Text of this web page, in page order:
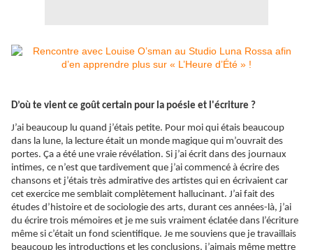
D’où te vient ce goût certain pour la poésie et l'écriture ?
J’ai beaucoup lu quand j’étais petite. Pour moi qui étais beaucoup
dans la lune, la lecture était un monde magique qui m’ouvrait des
portes. Ça a été une vraie révélation. Si j’ai écrit dans des journaux
intimes, ce n’est que tardivement que j’ai commencé à écrire des
chansons et j’étais très admirative des artistes qui en écrivaient car
cet exercice me semblait complètement hallucinant. J’ai fait des
études d’histoire et de sociologie des arts, durant ces années-là, j’ai
du écrire trois mémoires et je me suis vraiment éclatée dans l’écriture
même si c’était un fond scientifique. Je me souviens que je travaillais
beaucoup les introductions et les conclusions, j’aimais même mettre